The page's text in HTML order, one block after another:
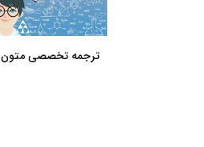
ترجمه تخصصی متون